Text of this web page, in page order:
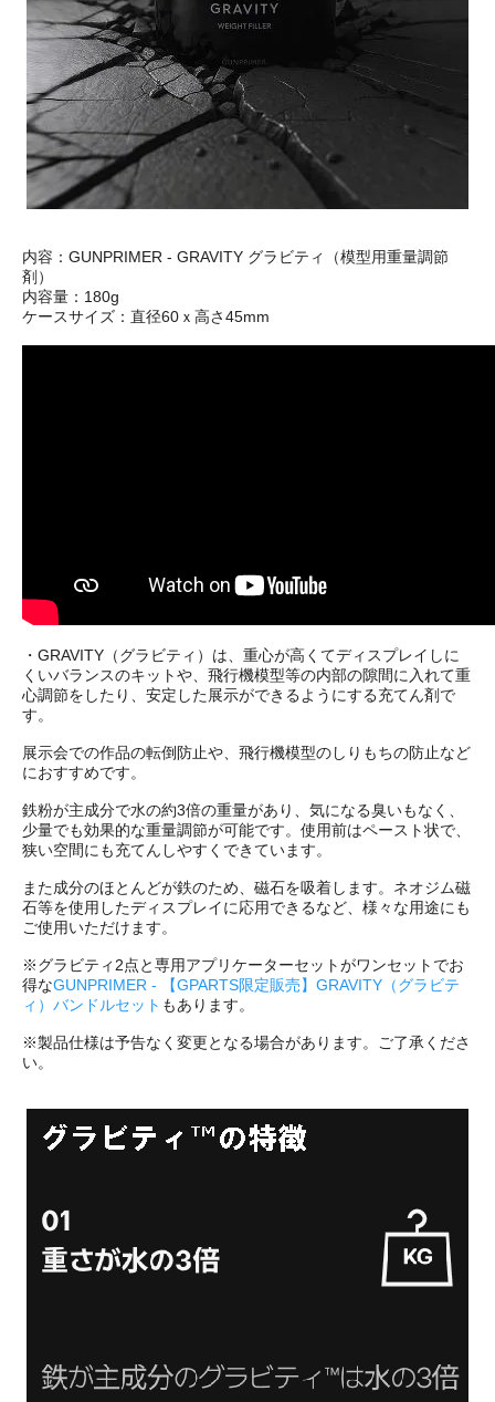
内容：GUNPRIMER - GRAVITY グラビティ（模型用重量調節
剤）
内容量：180g
ケースサイズ：直径60ｘ高さ45mm
・GRAVITY（グラビティ）は、重心が高くてディスプレイしに
くいバランスのキットや、飛行機模型等の内部の隙間に入れて重
心調節をしたり、安定した展示ができるようにする充てん剤で
す。
展示会での作品の転倒防止や、飛行機模型のしりもちの防止など
におすすめです。
鉄粉が主成分で水の約3倍の重量があり、気になる臭いもなく、
少量でも効果的な重量調節が可能です。使用前はペースト状で、
狭い空間にも充てんしやすくできています。
また成分のほとんどが鉄のため、磁石を吸着します。ネオジム磁
石等を使用したディスプレイに応用できるなど、様々な用途にも
ご使用いただけます。
※グラビティ2点と専用アプリケーターセットがワンセットでお
得なGUNPRIMER - 【GPARTS限定販売】GRAVITY（グラビテ
ィ）バンドルセット もあります。
※製品仕様は予告なく変更となる場合があります。ご了承くださ
い。